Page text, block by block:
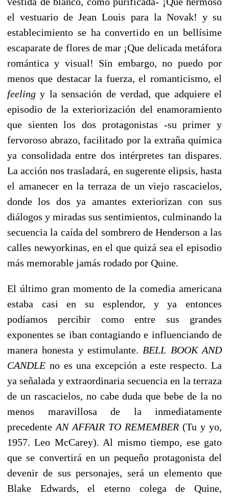
el vestuario de Jean Louis para la Novak! y su
establecimiento se ha convertido en un bellísime
escaparate de flores de mar ¡Que delicada metáfora
romántica y visual! Sin embargo, no puedo por
menos que destacar la fuerza, el romanticismo, el
feeling y la sensación de verdad, que adquiere el
episodio de la exteriorización del enamoramiento
que sienten los dos protagonistas -su primer y
fervoroso abrazo, facilitado por la extraña química
ya consolidada entre dos intérpretes tan dispares.
La acción nos trasladará, en sugerente elipsis, hasta
el amanecer en la terraza de un viejo rascacielos,
donde los dos ya amantes exteriorizan con sus
diálogos y miradas sus sentimientos, culminando la
secuencia la caída del sombrero de Henderson a las
calles newyorkinas, en el que quizá sea el episodio
más memorable jamás rodado por Quine.
El último gran momento de la comedia americana
estaba casi en su esplendor, y ya entonces
podíamos percibir como entre sus grandes
exponentes se iban contagiando e influenciando de
manera honesta y estimulante. BELL BOOK AND
CANDLE no es una excepción a este respecto. La
ya señalada y extraordinaria secuencia en la terraza
de un rascacielos, no cabe duda que bebe de la no
menos maravillosa de la inmediatamente
precedente AN AFFAIR TO REMEMBER (Tu y yo,
1957. Leo McCarey). Al mismo tiempo, ese gato
que se convertirá en un pequeño protagonista del
devenir de sus personajes, será un elemento que
Blake Edwards, el eterno colega de Quine,